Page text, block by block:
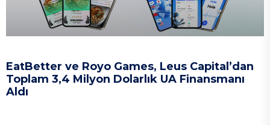
EatBetter ve Royo Games, Leus Capital’dan
Toplam 3,4 Milyon Dolarlık UA Finansmanı
Aldı